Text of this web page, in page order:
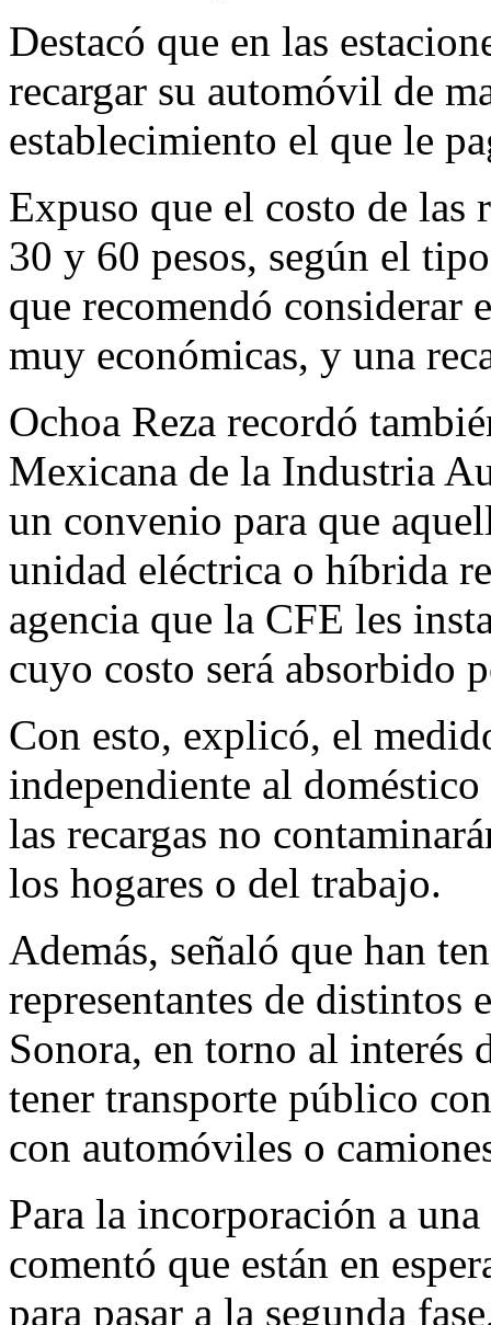
Destacó que en las
recargar su automóvil de
establecimiento el que le
Expuso que el costo de las
30 y 60 pesos, según el
que recomendó considerar
muy económicas, y una
Ochoa Reza recordó
Mexicana de la Industria
un convenio para que
unidad eléctrica o híbrida
agencia que la CFE les
cuyo costo será absorbido
Con esto, explicó, el
independiente al
las recargas no
los hogares o del trabajo.
Además, señaló que han
representantes de distintos
Sonora, en torno al interés
tener transporte público
con automóviles o
Para la incorporación a
comentó que están en
para pasar a la segunda